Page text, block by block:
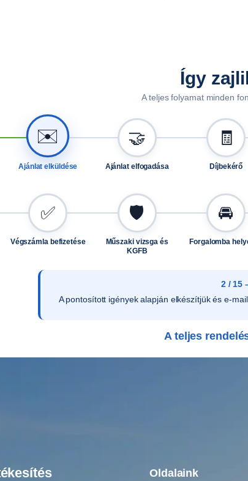
z
t
g
Így
A teljes folyamat minden
✉️
Ajánlat elküldése
🤝
Ajánlat elfogadása
🧾
Díjbekérő
✅
Végszámla befizetése
🛡️
Műszaki vizsga és
KGFB
🚘
Forgalomba
2 / 15
A pontosított igények alapján elkészítjük és e-
A teljes
Oldalaink